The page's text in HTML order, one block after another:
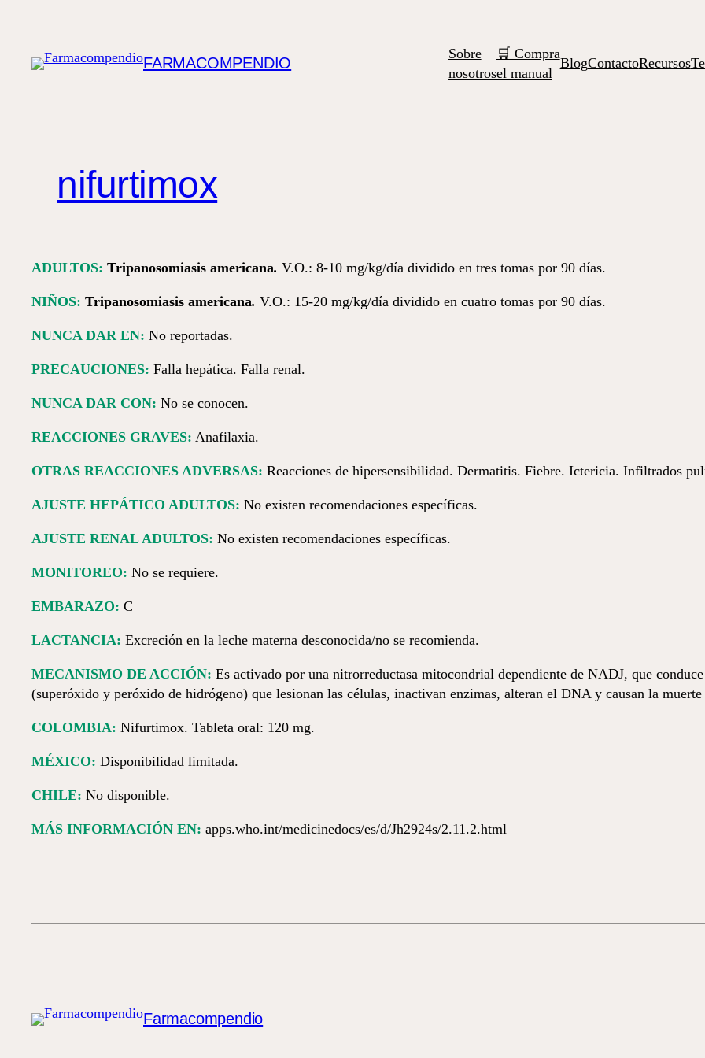
contenido
FARMACOMPENDIO
Sobre
nosotros
🛒 Compra
el manual
BlogContactoRecursos
nifurtimox
ADULTOS: Tripanosomiasis americana. V.O.: 8-10 mg/kg/día dividido en tres tomas por 90 días.
NIÑOS: Tripanosomiasis americana. V.O.: 15-20 mg/kg/día dividido en cuatro tomas por 90 días.
NUNCA DAR EN: No reportadas.
PRECAUCIONES: Falla hepática. Falla renal.
NUNCA DAR CON: No se conocen.
REACCIONES GRAVES: Anafilaxia.
OTRAS REACCIONES ADVERSAS: Reacciones de hipersensibilidad. Dermatitis. Fiebre. Ictericia. Infiltrados
AJUSTE HEPÁTICO ADULTOS: No existen recomendaciones específicas.
AJUSTE RENAL ADULTOS: No existen recomendaciones específicas.
MONITOREO: No se requiere.
EMBARAZO: C
LACTANCIA: Excreción en la leche materna desconocida/no se recomienda.
MECANISMO DE ACCIÓN: Es activado por una nitrorreductasa mitocondrial dependiente de NADJ, que
(superóxido y peróxido de hidrógeno) que lesionan las células, inactivan enzimas, alteran el DNA y causan la muerte
COLOMBIA: Nifurtimox. Tableta oral: 120 mg.
MÉXICO: Disponibilidad limitada.
CHILE: No disponible.
MÁS INFORMACIÓN EN: apps.who.int/medicinedocs/es/d/Jh2924s/2.11.2.html
Farmacompendio